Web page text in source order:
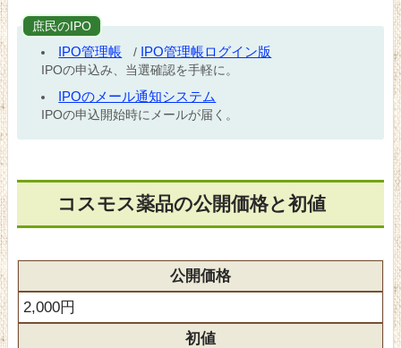
庶民のIPO
IPO管理帳 / IPO管理帳ログイン版
IPOの申込み、当選確認を手軽に。
IPOのメール通知システム
IPOの申込開始時にメールが届く。
コスモス薬品の公開価格と初値
公開価格
2,000円
初値